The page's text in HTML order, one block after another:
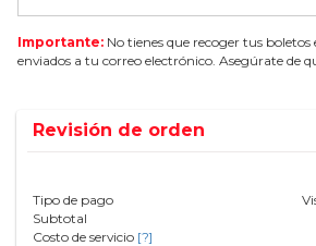
Importante: No tienes que recoger tus boletos
enviados a tu correo electrónico. Asegúrate de
Revisión de orden
Tipo de pago
Subtotal
Costo de servicio [?]